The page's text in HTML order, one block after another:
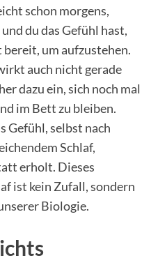
schon morgens,
du das Gefühl hast,
um aufzustehen.
auch nicht gerade
dazu ein, sich noch mal
im Bett zu bleiben.
Gefühl, selbst nach
Schlaf,
erholt. Dieses
ist kein Zufall, sondern
Biologie.